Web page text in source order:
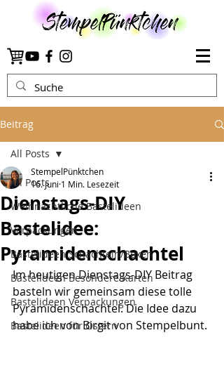
Beitrag
All Posts
Weihnachtliche Bastelideen
Verpackungen
Bastelideen Schachteln/Boxen
Bastelideen Besondere Karten
Bastelideen Verpackungen
Bastelideen für Ostern
All Posts
Dienstags-DIY
Bastelidee:
Pyramidenschachtel
StempelPünktchen
16. Juni 1 Min. Lesezeit
Im heutigen Dienstags-DIY Beitrag
basteln wir gemeinsam diese tolle
Pyramidenschachtel. Die Idee dazu
habe ich von Birgit von Stempelbunt.